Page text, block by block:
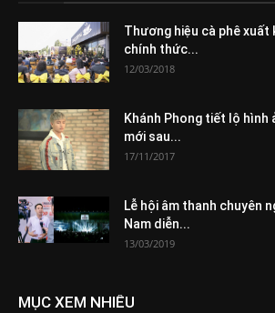
Thương hiệu cà phê xuất
chính thức...
12/03/2018
Khánh Phong tiết lộ hình
mới sau...
17/11/2017
Lễ hội âm thanh chuyên
Nam diễn...
13/03/2019
MỤC XEM NHIỀU